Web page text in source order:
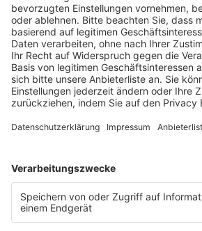
Fachmedien Recht und Wirtschaft
Ein Fachbereich der
dfv Mediengruppe
Mainzer Landstr. 251
60326 Frankfurt am Main
E-Mail:info@ruw.de
Web:https://www.ruw.de
AGB
Datenschutzerklärung
Genderhinweis
Cookie-Einstellungen